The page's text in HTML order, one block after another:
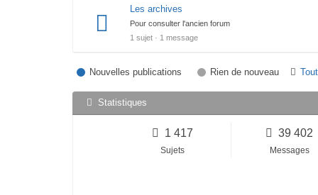
Les archives
Pour consulter l'ancien forum
1 sujet · 1 message
Nouvelles publications Rien de nouveau
Statistiques
1 417
Sujets
39 402
Messages